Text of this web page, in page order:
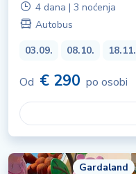
4 dana | 3 noćenja
Autobus
03.09.
08.10. 18.11.
Od € 290 po osobi
Gardaland